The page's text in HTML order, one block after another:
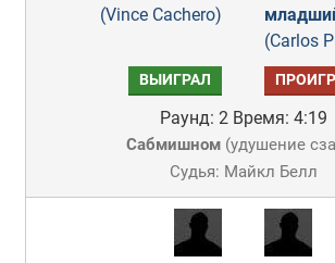
(Vince Cachero)
(Carlos
ВЫИГРАЛ
Раунд: 2 Время: 4:19
Сабмишном(удушение
Судья: Майкл Белл